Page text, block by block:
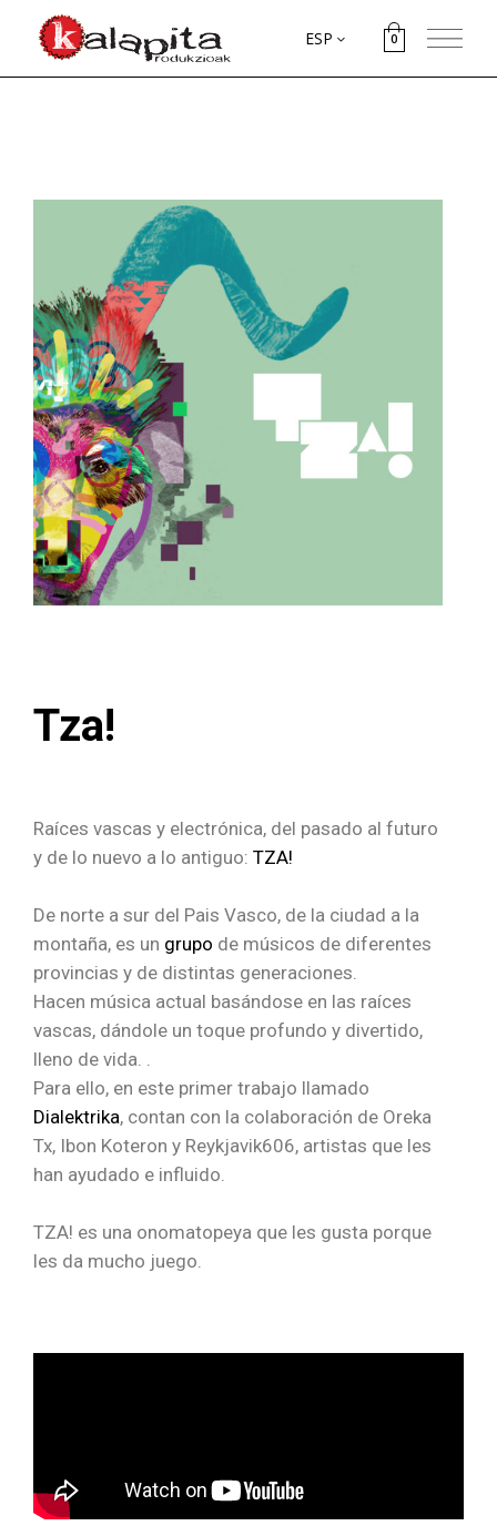
ESP 0
Tza!
Raíces vascas y electrónica, del pasado al futuro
y de lo nuevo a lo antiguo: TZA!
De norte a sur del Pais Vasco, de la ciudad a la
montaña, es un grupo de músicos de diferentes
provincias y de distintas generaciones.
Hacen música actual basándose en las raíces
vascas, dándole un toque profundo y divertido,
lleno de vida. .
Para ello, en este primer trabajo llamado
Dialektrika, contan con la colaboración de Oreka
Tx, Ibon Koteron y Reykjavik606, artistas que les
han ayudado e influido.
TZA! es una onomatopeya que les gusta porque
les da mucho juego.